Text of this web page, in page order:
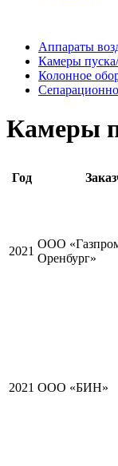
Аппараты
Камеры
Колонное
Камеры
Год
2021
ООО
Оренбург»
2021 ООО «БИН»